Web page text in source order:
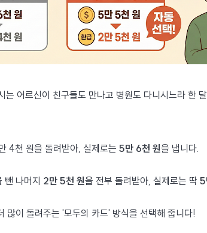
는 어르신이 친구들도 만나고 병원도 다니시느라 한
4천 원을 돌려받아, 실제로는 5만 6천 원을 냅니다.
나머지 2만 5천 원을 전부 돌려받아, 실제로는 딱 5
많이 돌려주는 '모두의 카드' 방식을 선택해 줍니다!